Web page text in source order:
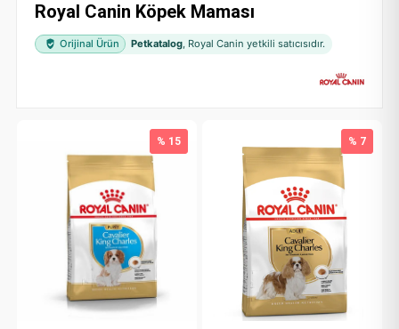
Royal Canin Köpek Maması
Orijinal Ürün Petkatalog, Royal Canin yetkili satıcısıdır.
% 15 % 7